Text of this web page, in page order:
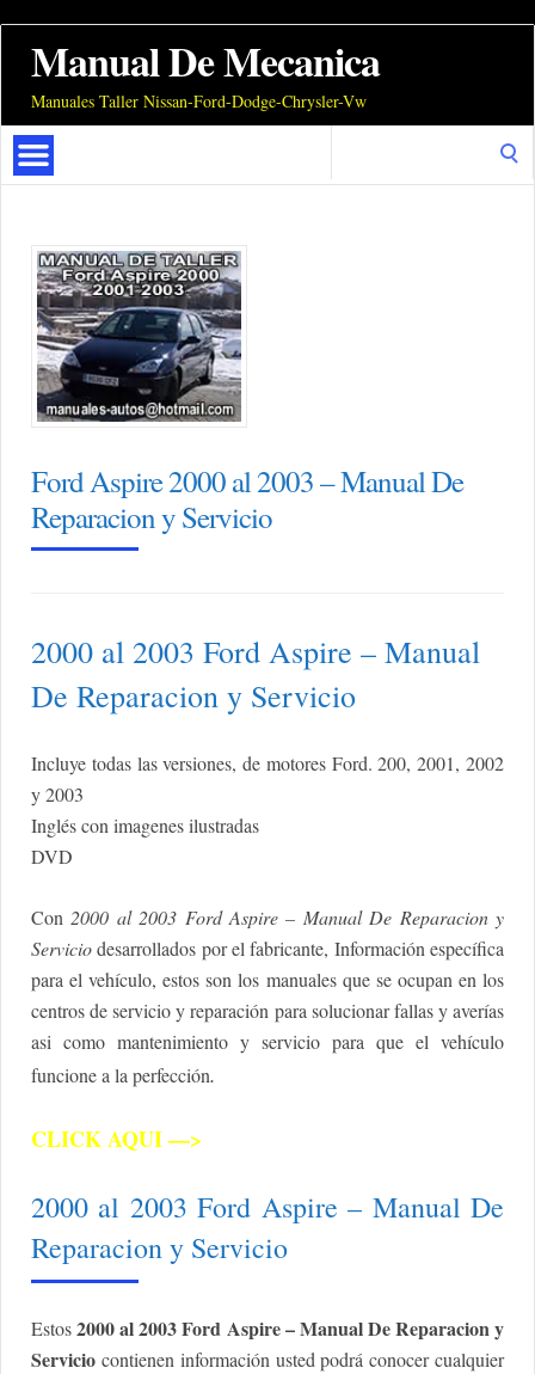
Manual De Mecanica
Manuales Taller Nissan-Ford-Dodge-Chrysler-Vw
Ford Aspire 2000 al 2003 – Manual De
Reparacion y Servicio
2000 al 2003 Ford Aspire – Manual
De Reparacion y Servicio
Incluye todas las versiones, de motores Ford. 200, 2001, 2002
y 2003
Inglés con imagenes ilustradas
DVD
Con 2000 al 2003 Ford Aspire – Manual De Reparacion y
Serviciodesarrollados por el fabricante, Información específica
para el vehículo, estos son los manuales que se ocupan en los
centros de servicio y reparación para solucionar fallas y averías
asi como mantenimiento y servicio para que el vehículo
funcione a la perfección.
CLICK AQUI —>
2000 al 2003 Ford Aspire – Manual De
Reparacion y Servicio
Estos2000 al 2003 Ford Aspire – Manual De Reparacion y
Servicio contienen información usted podrá conocer cualquier